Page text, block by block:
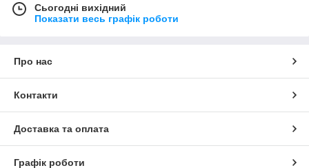
Сьогодні вихідний
Показати весь графік роботи
Про нас
Контакти
Доставка та оплата
Графік роботи